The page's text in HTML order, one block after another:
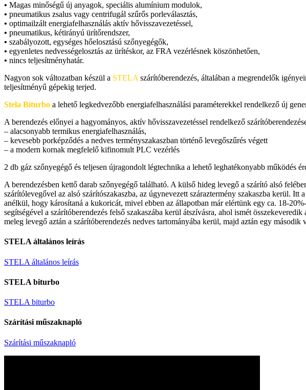
• Magas minőségű új anyagok, speciális alumínium modulok,
• pneumatikus zsalus vagy centrifugál szűrős porleválasztás,
• optimailzált energiafelhasználás aktív hővisszavezetéssel,
• pneumatikus, kétirányú ürítőrendszer,
• szabályozott, egységes hőelosztású szőnyegégők,
• egyenletes nedvességelosztás az ürítéskor, az FRA vezérlésnek köszönhetően,
• nincs teljesítményhatár.
Nagyon sok változatban készül a STELA szárítóberendezés, általában a megrendelők
teljesítményű gépekig terjed.
Stela Biturbo a lehető legkedvezőbb energiafelhasználási paraméterekkel rendelkező új
A berendezés előnyei a hagyományos, aktív hővisszavezetéssel rendelkező
– alacsonyabb termikus energiafelhasználás,
– kevesebb porképződés a nedves terményszakaszban történő levegőszűrés végett
– a modern kornak megfelelő kifinomult PLC vezérlés
2 db gáz szőnyegégő és teljesen újragondolt légtechnika a lehető leghatékonyabb működés
A berendezésben kettő darab szőnyegégő található. A külső hideg levegő a szárító alsó
szárítólevegővel az alsó szárítószakaszba, az úgynevezett száraztermény szakaszba kerül.
anélkül, hogy károsítaná a kukoricát, mivel ebben az állapotban már elértünk egy ca. 18-
segítségével a szárítóberendezés felső szakaszába kerül átszívásra, ahol ismét
meleg levegő aztán a szárítóberendezés nedves tartományába kerül, majd aztán egy
STELA általános leírás
STELA általános leírás
STELA biturbo
STELA biturbo
Szárítási műszaknapló
Szárítási műszaknapló